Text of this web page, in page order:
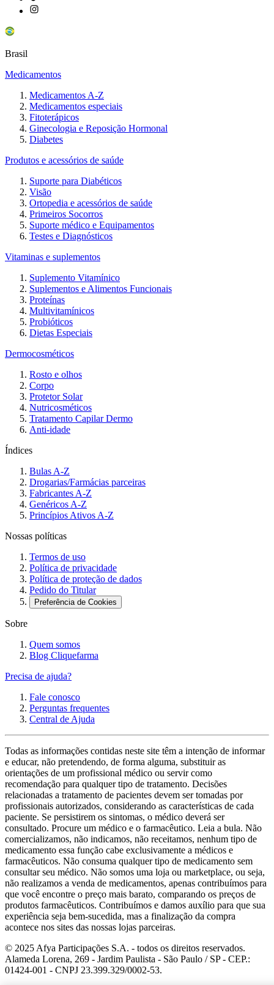
Brasil
Medicamentos
Medicamentos A-Z
Medicamentos especiais
Fitoterápicos
Ginecologia e Reposição Hormonal
Diabetes
Produtos e acessórios de saúde
Suporte para Diabéticos
Visão
Ortopedia e acessórios de saúde
Primeiros Socorros
Suporte médico e Equipamentos
Testes e Diagnósticos
Vitaminas e suplementos
Suplemento Vitamínico
Suplementos e Alimentos Funcionais
Proteínas
Multivitamínicos
Probióticos
Dietas Especiais
Dermocosméticos
Rosto e olhos
Corpo
Protetor Solar
Nutricosméticos
Tratamento Capilar Dermo
Anti-idade
Índices
Bulas A-Z
Drogarias/Farmácias parceiras
Fabricantes A-Z
Genéricos A-Z
Princípios Ativos A-Z
Nossas políticas
Termos de uso
Política de privacidade
Política de proteção de dados
Pedido do Titular
Preferência de Cookies
Sobre
Quem somos
Blog Cliquefarma
Precisa de ajuda?
Fale conosco
Perguntas frequentes
Central de Ajuda
Todas as informações contidas neste site têm a intenção de informar
e educar, não pretendendo, de forma alguma, substituir as
orientações de um profissional médico ou servir como
recomendação para qualquer tipo de tratamento. Decisões
relacionadas a tratamento de pacientes devem ser tomadas por
profissionais autorizados, considerando as características de cada
paciente. Se persistirem os sintomas, o médico deverá ser
consultado. Procure um médico e o farmacêutico. Leia a bula. Não
comercializamos, não indicamos, não receitamos, nenhum tipo de
medicamento essa função cabe exclusivamente a médicos e
farmacêuticos. Não consuma qualquer tipo de medicamento sem
consultar seu médico. Não somos uma loja ou marketplace, ou seja,
não realizamos a venda de medicamentos, apenas contribuímos para
que você encontre o preço mais barato, comparando os preços de
produtos farmacêuticos. Contribuímos e damos auxílio para que sua
experiência seja bem-sucedida, mas a finalização da compra
acontece nos sites das nossas lojas parceiras.
© 2025 Afya Participações S.A. - todos os direitos reservados.
Alameda Lorena, 269 - Jardim Paulista - São Paulo / SP - CEP.:
01424-001 - CNPJ 23.399.329/0002-53.